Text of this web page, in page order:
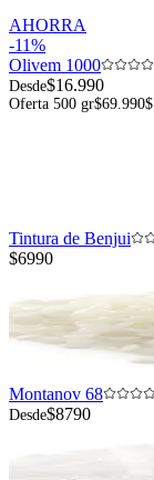
AHORRA
-11%
Olivem 1000
Desde$16.990
Oferta 500 gr$69.990
Tintura de Benjui
$6990
Montanov 68
Desde$8790